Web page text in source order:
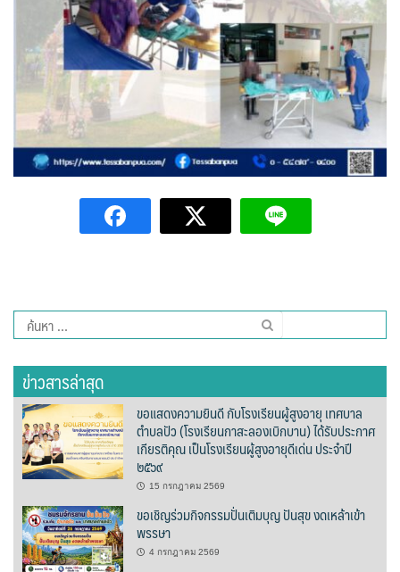
C View Home
Deply
Go Hight ‘O Village
HOMU Villa
Montha Residence
Shanti – Retreat
ก๋างโต้งคอฟฟี่รีสอร์ท
ต้นแหลงโฮมสเตย์
ตูบฮิมโต้งโฮมสเตย์
นครน่านอพาร์ทเม้น
นะลาวิวรีสอร์ท
นาต้นบัวโฮมสเตย์
ค้นหา
สำหรับ:
ข่าวสารล่าสุด
ขอแสดงความยินดี กับโรงเรียนผู้สูงอายุ เทศบาล
ตำบลปัว (โรงเรียนกาสะลองเบิกบาน) ได้รับประกาศ
เกียรติคุณ เป็นโรงเรียนผู้สูงอายุดีเด่น ประจำปี
๒๕๖๙
15 กรกฎาคม 2569
ขอเชิญร่วมกิจกรรมปั่นเติมบุญ ปันสุข งดเหล้าเข้า
พรรษา
4 กรกฎาคม 2569